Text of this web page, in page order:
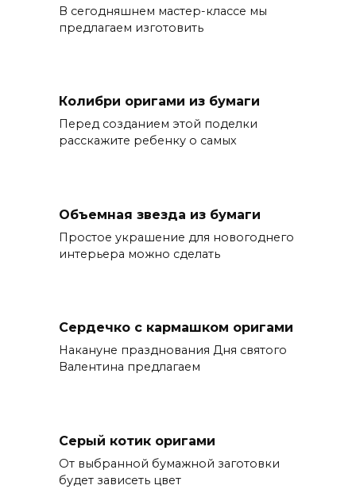
В сегодняшнем мастер-классе мы
предлагаем изготовить
Колибри оригами из бумаги
Перед созданием этой поделки
расскажите ребенку о самых
Объемная звезда из бумаги
Простое украшение для новогоднего
интерьера можно сделать
Сердечко с кармашком оригами
Накануне празднования Дня святого
Валентина предлагаем
Серый котик оригами
От выбранной бумажной заготовки
будет зависеть цвет